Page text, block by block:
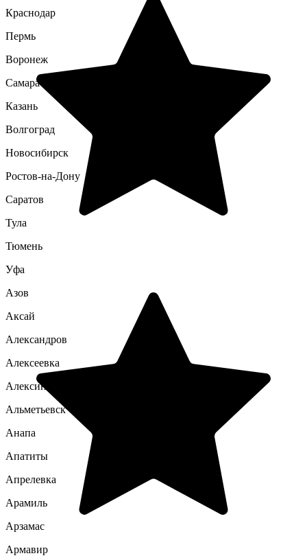
Краснодар
Пермь
Воронеж
Самара
Казань
Волгоград
Новосибирск
Ростов-на-Дону
Саратов
Тула
Тюмень
Уфа
Азов
Аксай
Александров
Алексеевка
Алексин
Альметьевск
Анапа
Апатиты
Апрелевка
Арамиль
Арзамас
Армавир